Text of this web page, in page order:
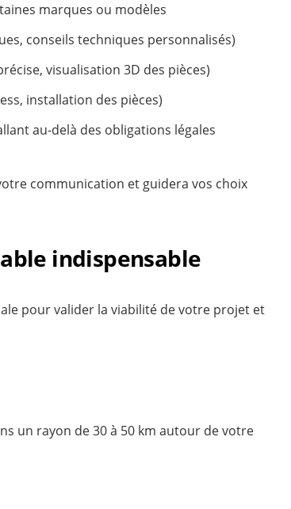
marques ou modèles
conseils techniques personnalisés)
visualisation 3D des pièces)
installation des pièces)
au-delà des obligations légales
communication et guidera vos choix
indispensable
pour valider la viabilité de votre projet et
un rayon de 30 à 50 km autour de votre